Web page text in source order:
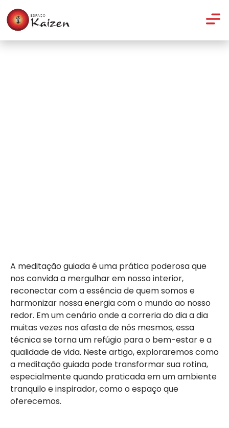
A meditação guiada é uma prática poderosa que
nos convida a mergulhar em nosso interior,
reconectar com a essência de quem somos e
harmonizar nossa energia com o mundo ao nosso
redor. Em um cenário onde a correria do dia a dia
muitas vezes nos afasta de nós mesmos, essa
técnica se torna um refúgio para o bem-estar e a
qualidade de vida. Neste artigo, exploraremos como
a meditação guiada pode transformar sua rotina,
especialmente quando praticada em um ambiente
tranquilo e inspirador, como o espaço que
oferecemos.